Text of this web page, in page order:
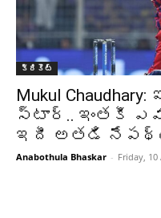
క్రికెట్‌
Mukul
స్టార్.. ఇంతకీ
ఇదీ అతడి
Anabothula Bhaskar - Friday, 10